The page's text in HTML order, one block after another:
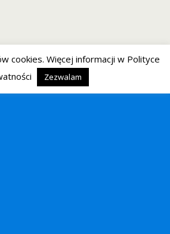
cookies. Więcej informacji w Polityce
Zezwalam